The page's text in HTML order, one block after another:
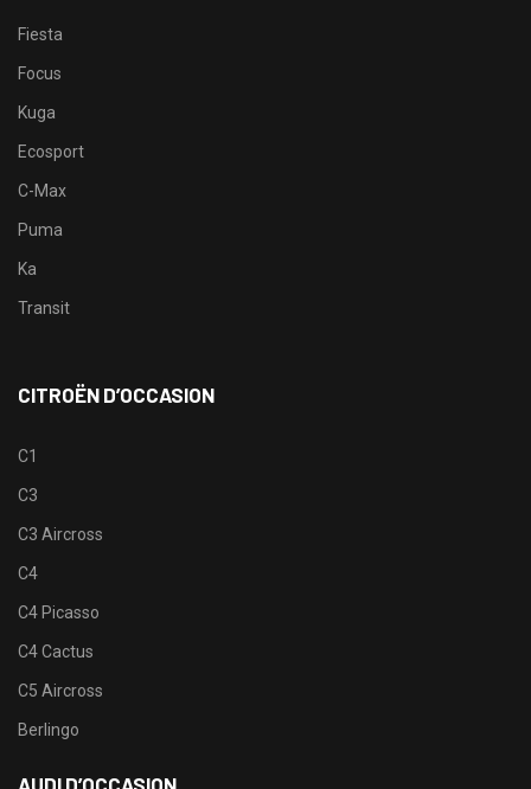
Fiesta
Focus
Kuga
Ecosport
C-Max
Puma
Ka
Transit
CITROËN D’OCCASION
C1
C3
C3 Aircross
C4
C4 Picasso
C4 Cactus
C5 Aircross
Berlingo